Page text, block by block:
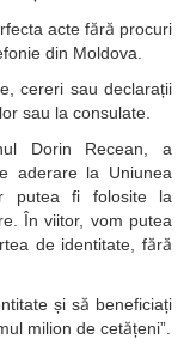
acte fără procuri
din Moldova.
cereri sau declarații
sau la consulate.
Dorin Recean, a
aderare la Uniunea
putea fi folosite la
În viitor, vom putea
de identitate, fără
și să beneficiați
milion de cetățeni”.